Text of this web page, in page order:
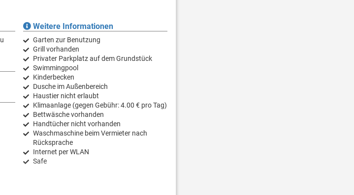
Weitere Informationen
Garten zur Benutzung
Grill vorhanden
Privater Parkplatz auf dem Grundstück
Swimmingpool
Kinderbecken
Dusche im Außenbereich
Haustier nicht erlaubt
Klimaanlage (gegen Gebühr: 4.00 € pro Tag)
Bettwäsche vorhanden
Handtücher nicht vorhanden
Waschmaschine beim Vermieter nach
Rücksprache
Internet per WLAN
Safe